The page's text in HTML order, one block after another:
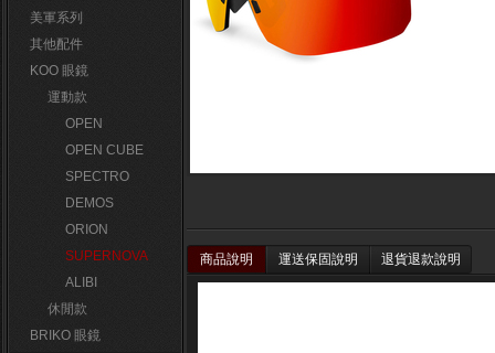
美軍系列
其他配件
KOO 眼鏡
運動款
OPEN
OPEN CUBE
SPECTRO
DEMOS
ORION
SUPERNOVA
ALIBI
休閒款
BRIKO 眼鏡
商品說明 運送保固說明 退貨退款說明